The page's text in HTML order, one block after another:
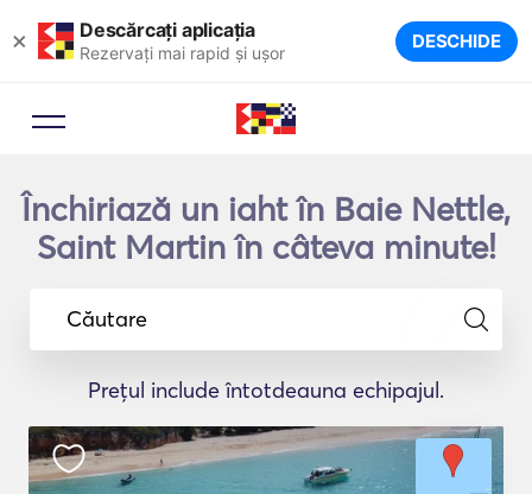
× Descărcați aplicația
Rezervați mai rapid și ușor DESCHIDE
Închiriază un iaht în Baie Nettle,
Saint Martin în câteva minute!
Căutare
Prețul include întotdeauna echipajul.